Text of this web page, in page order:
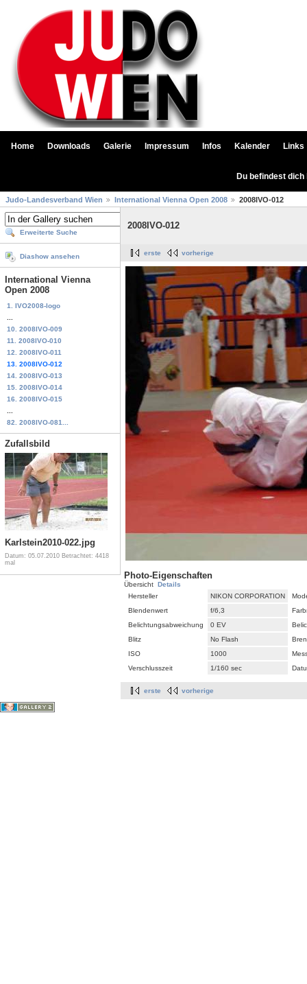
Home Downloads Galerie Impressum Infos Kalender Links
Du befindest
Judo-Landesverband Wien International Vienna Open 2008 2008IVO-012
Erweiterte Suche
Diashow ansehen
International Vienna
Open 2008
1. IVO2008-logo
10. 2008IVO-009
11. 2008IVO-010
12. 2008IVO-011
13. 2008IVO-012
14. 2008IVO-013
15. 2008IVO-014
16. 2008IVO-015
82. 2008IVO-081...
Zufallsbild
Karlstein2010-022.jpg
Datum: 05.07.2010 Betrachtet: 4418
mal
2008IVO-012
erste vorherige
Photo-Eigenschaften
Übersicht Details
Hersteller
NIKON CORPORATION
Blendenwert
f/6,3
Belichtungsabweichung
0 EV
Blitz
No Flash
ISO
1000
Verschlusszeit
1/160 sec
erste vorherige